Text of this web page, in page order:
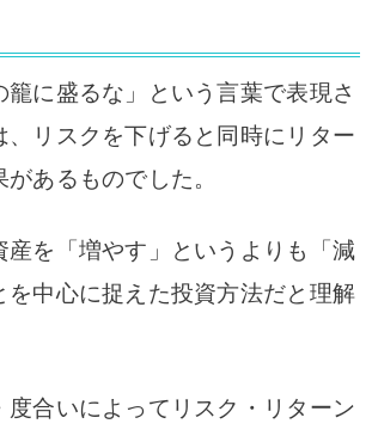
に盛るな」という言葉で表現さ
、リスクを下げると同時にリター
あるものでした。
を「増やす」というよりも「減
を中心に捉えた投資方法だと理解
合いによってリスク・リターン